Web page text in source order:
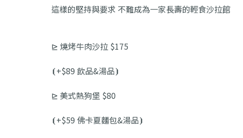
這樣的堅持與要求 不難成為一家長壽的輕食沙拉館
⊵ 燒烤牛肉沙拉 $175
⦗+$89 飲品&湯品⦘
⊵ 美式熱狗堡 $80
⦗+$59 佛卡夏麵包&湯品⦘